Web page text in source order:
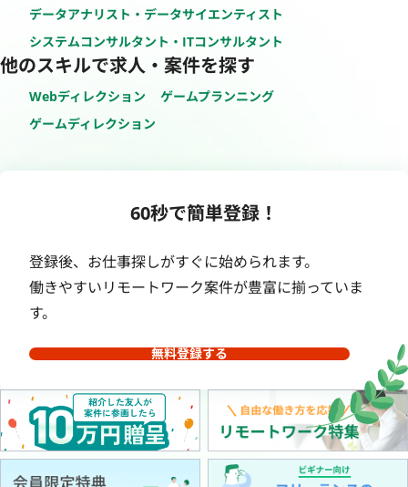
データアナリスト・データサイエンティスト
システムコンサルタント・ITコンサルタント
他のスキルで求人・案件を探す
Webディレクション
ゲームプランニング
ゲームディレクション
60秒で簡単登録！
登録後、お仕事探しがすぐに始められます。
働きやすいリモートワーク案件が豊富に揃っていま
す。
無料登録する